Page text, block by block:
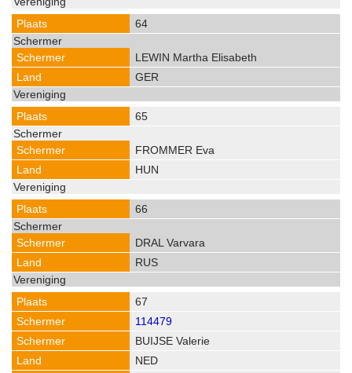
64
LEWIN Martha Elisabeth
GER
65
FROMMER Eva
HUN
66
DRAL Varvara
RUS
67
114479
BUIJSE Valerie
NED